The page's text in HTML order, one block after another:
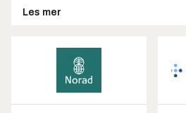
Les mer